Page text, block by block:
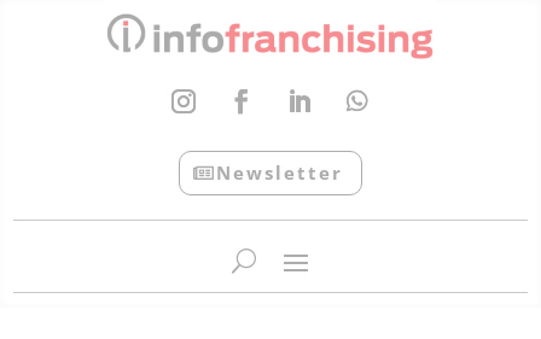
Newsletter